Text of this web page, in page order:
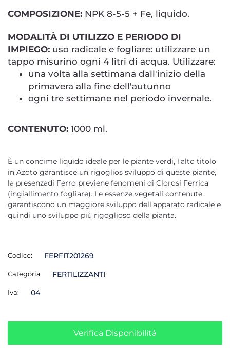
COMPOSIZIONE: NPK 8-5-5 + Fe, liquido.
MODALITÀ DI UTILIZZO E PERIODO DI
IMPIEGO: uso radicale e fogliare: utilizzare un
tappo misurino ogni 4 litri di acqua. Utilizzare:
una volta alla settimana dall'inizio della
primavera alla fine dell'autunno
ogni tre settimane nel periodo invernale.
CONTENUTO: 1000 ml.
È un concime liquido ideale per le piante verdi, l'alto titolo
in Azoto garantisce un rigoglios sviluppo di queste piante,
la presenzadi Ferro previene fenomeni di Clorosi Ferrica
(ingiallimento fogliare). Le essenze vegetali contenute
garantiscono un maggiore sviluppo dell'apparato radicale e
quindi uno sviluppo più rigoglioso della pianta.
Codice: FERFIT201269
Categoria FERTILIZZANTI
Iva: 04
Verifica Disponibilità